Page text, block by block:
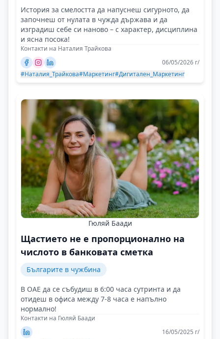
История за смелостта да напуснеш сигурното, да
започнеш от нулата в чужда държава и да
изградиш себе си наново – с характер, дисциплина
и ясна посока!
Контакти на Наталия Трайкова
06/05/2026 г/
#Наталия_Трайкова#Маркетинг#Дигитален_Маркетинг
Гюляй Баади
Щастието не е пропорционално на
числото в банковата сметка
Българите в чужбина
В ОАЕ да се събудиш в 6:00 часа сутринта и да
отидеш в офиса между 7-8 часа е напълно
нормално!
Контакти на Гюляй Баади
16/05/2025 г/